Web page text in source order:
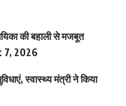
की बहाली से मजबूत
7, 2026
स्वास्थ्य मंत्री ने किया